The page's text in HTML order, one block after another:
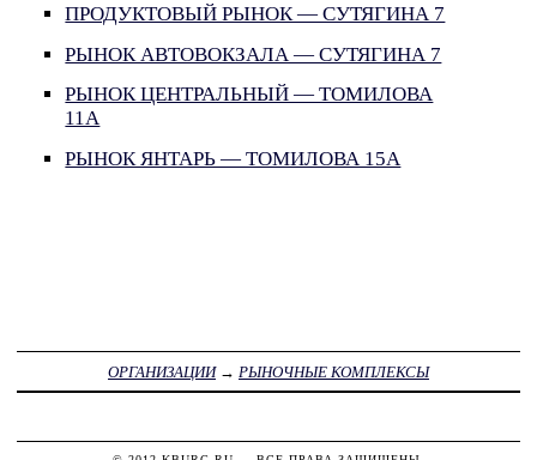
ПРОДУКТОВЫЙ РЫНОК — СУТЯГИНА 7
РЫНОК АВТОВОКЗАЛА — СУТЯГИНА 7
РЫНОК ЦЕНТРАЛЬНЫЙ — ТОМИЛОВА
11А
РЫНОК ЯНТАРЬ — ТОМИЛОВА 15А
ОРГАНИЗАЦИИ→ РЫНОЧНЫЕ КОМПЛЕКСЫ